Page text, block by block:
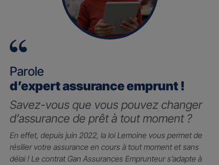
Parole
d’expert assurance emprunt !
Savez-vous que vous pouvez changer
d’assurance de prêt à tout moment ?
En effet, depuis juin 2022, la loi Lemoine vous permet de
résilier votre assurance en cours à tout moment et sans
délai ! Le contrat Gan Assurances Emprunteur s’adapte à